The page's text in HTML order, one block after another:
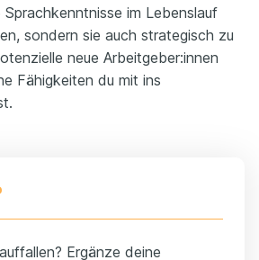
im Lebenslauf
sondern sie auch strategisch zu
neue Arbeitgeber:innen
Fähigkeiten du mit ins
Ergänze deine